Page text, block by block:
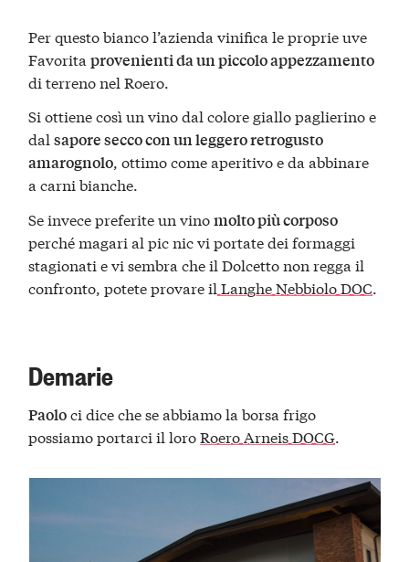
Per questo bianco l’azienda vinifica le proprie uve
Favoritaprovenienti da un piccolo appezzamento
di terreno nel Roero.
Si ottiene così un vino dal colore giallo paglierino e
dalsapore secco con un leggero retrogusto
amarognolo, ottimo come aperitivo e da abbinare
a carni bianche.
Se invece preferite un vinomolto più corposo
perché magari al pic nic vi portate dei formaggi
stagionati e vi sembra che il Dolcetto non regga il
confronto, potete provare il Langhe Nebbiolo DOC.
Demarie
Paoloci dice che se abbiamo la borsa frigo
possiamo portarci il loroRoero Arneis DOCG.